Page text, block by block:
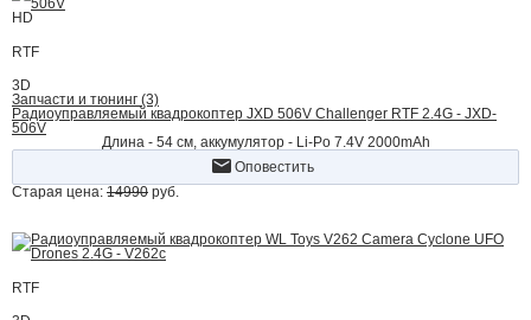
HD
RTF
3D
Запчасти и тюнинг (3)
Радиоуправляемый квадрокоптер JXD 506V Challenger RTF 2.4G - JXD-
506V
Длина - 54 см, аккумулятор - Li-Po 7.4V 2000mAh
Оповестить
Старая цена: 14990 руб.
RTF